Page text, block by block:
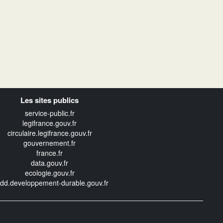
Les sites publics
service-public.fr
legifrance.gouv.fr
circulaire.legifrance.gouv.fr
gouvernement.fr
france.fr
data.gouv.fr
ecologie.gouv.fr
durable.gouv.fr